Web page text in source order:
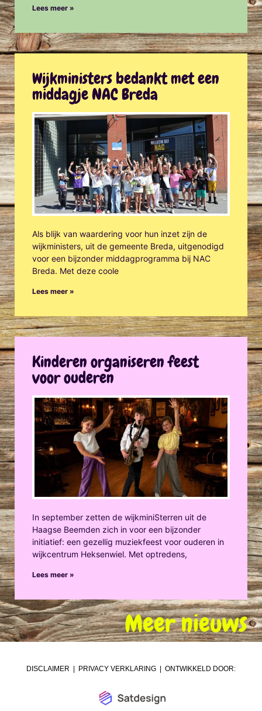
Lees meer »
Wijkministers bedankt met een
middagje NAC Breda
Als blijk van waardering voor hun inzet zijn de
wijkministers, uit de gemeente Breda, uitgenodigd
voor een bijzonder middagprogramma bij NAC
Breda. Met deze coole
Lees meer »
Kinderen organiseren feest
voor ouderen
In september zetten de wijkminiSterren uit de
Haagse Beemden zich in voor een bijzonder
initiatief: een gezellig muziekfeest voor ouderen in
wijkcentrum Heksenwiel. Met optredens,
Lees meer »
Meer nieuws
DISCLAIMER | PRIVACY VERKLARING | ONTWIKKELD DOOR: